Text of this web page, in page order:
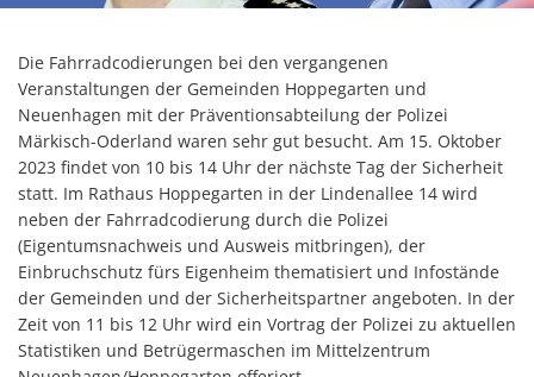
Die Fahrradcodierungen bei den vergangenen
Veranstaltungen der Gemeinden Hoppegarten und
Neuenhagen mit der Präventionsabteilung der Polizei
Märkisch-Oderland waren sehr gut besucht. Am 15. Oktober
2023 findet von 10 bis 14 Uhr der nächste Tag der Sicherheit
statt. Im Rathaus Hoppegarten in der Lindenallee 14 wird
neben der Fahrradcodierung durch die Polizei
(Eigentumsnachweis und Ausweis mitbringen), der
Einbruchschutz fürs Eigenheim thematisiert und Infostände
der Gemeinden und der Sicherheitspartner angeboten. In der
Zeit von 11 bis 12 Uhr wird ein Vortrag der Polizei zu aktuellen
Statistiken und Betrügermaschen im Mittelzentrum